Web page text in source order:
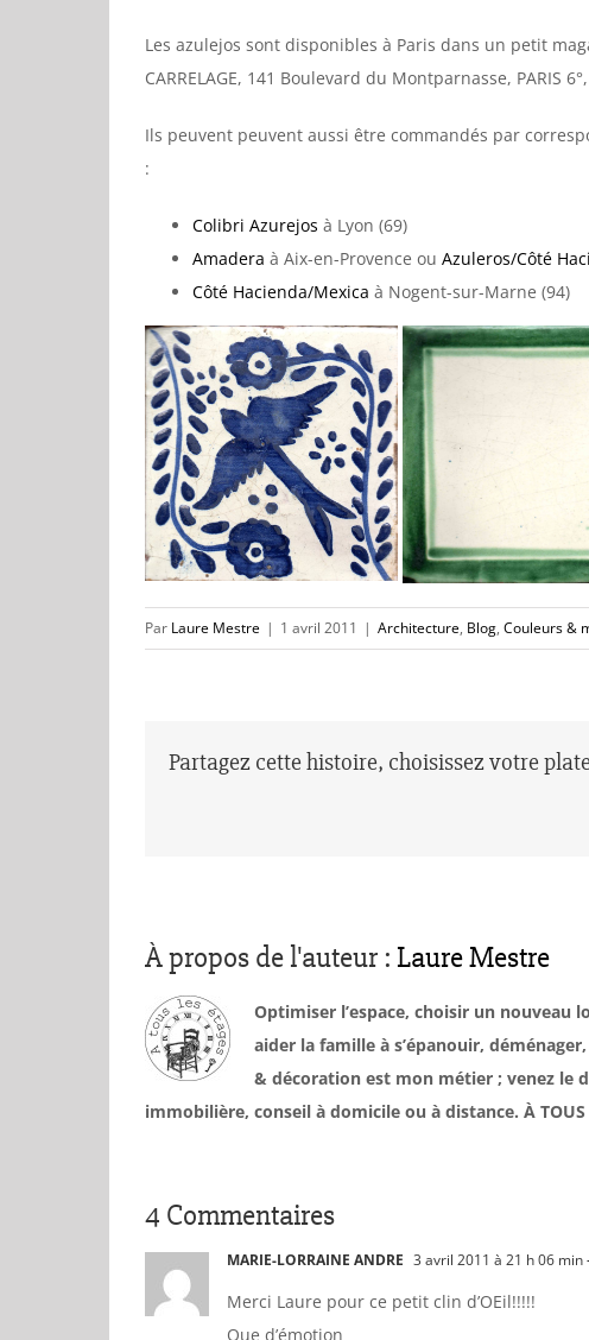
Les azulejos sont disponibles à Paris dans un petit
CARRELAGE, 141 Boulevard du Montparnasse, PARIS
Ils peuvent peuvent aussi être commandés par
:
Colibri Azurejos à Lyon (69)
Amadera à Aix-en-Provence ou Azuleros/Côté
Côté Hacienda/Mexica à Nogent-sur-Marne (94)
Par Laure Mestre | 1 avril 2011 | Architecture, Blog, Couleurs &
Partagez cette histoire, choisissez votre
À propos de l'auteur : Laure Mestre
Optimiser l’espace, choisir un nouveau
aider la famille à s’épanouir,
& décoration est mon métier ; venez le
immobilière, conseil à domicile ou à distance. À TOUS
4 Commentaires
MARIE-LORRAINE ANDRE 3 avril 2011 à 21 h 06 min
Merci Laure pour ce petit clin d’OEil!!!!!
Que d’émotion